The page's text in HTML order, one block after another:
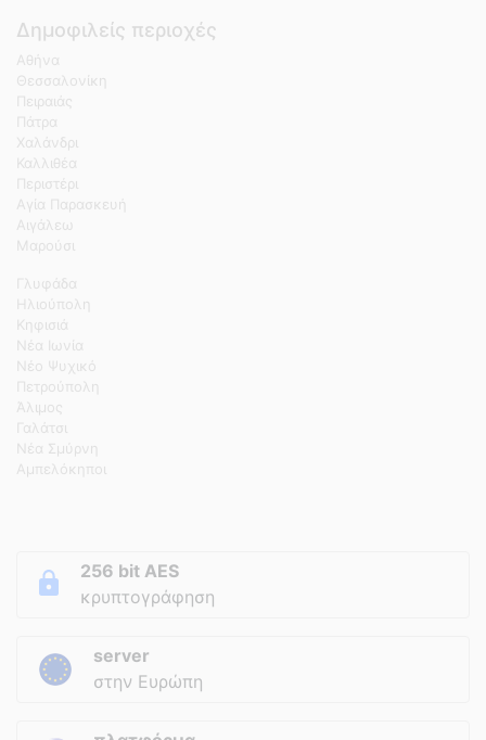
Δημοφιλείς περιοχές
Αθήνα
Θεσσαλονίκη
Πειραιάς
Πάτρα
Χαλάνδρι
Καλλιθέα
Περιστέρι
Αγία Παρασκευή
Αιγάλεω
Μαρούσι
Γλυφάδα
Ηλιούπολη
Κηφισιά
Νέα Ιωνία
Νέο Ψυχικό
Πετρούπολη
Άλιμος
Γαλάτσι
Νέα Σμύρνη
Αμπελόκηποι
256 bit AES
κρυπτογράφηση
server
στην Ευρώπη